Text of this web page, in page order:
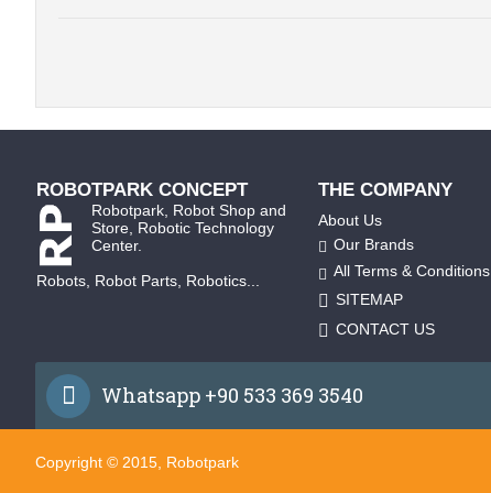
ROBOTPARK CONCEPT
Robotpark, Robot Shop and
Store, Robotic Technology
Center.
Robots, Robot Parts, Robotics...
THE COMPANY
About Us
Our Brands
All Terms & Conditions
SITEMAP
CONTACT US
Whatsapp +90 533 369 3540
Copyright © 2015, Robotpark